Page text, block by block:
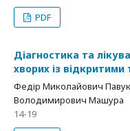
PDF
Діагностика та
хворих із
Федір Миколайович
Володимирович Машура
14-19